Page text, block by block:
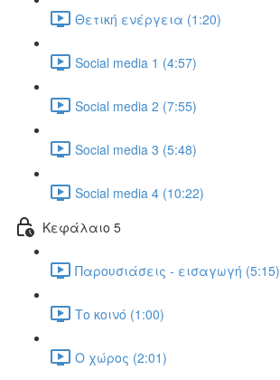
Θετική ενέργεια (1:20)
Social media 1 (4:57)
Social media 2 (7:55)
Social media 3 (5:48)
Social media 4 (10:22)
Κεφάλαιο 5
Παρουσιάσεις - εισαγωγή (5:15)
Το κοινό (1:00)
Ο χώρος (2:01)